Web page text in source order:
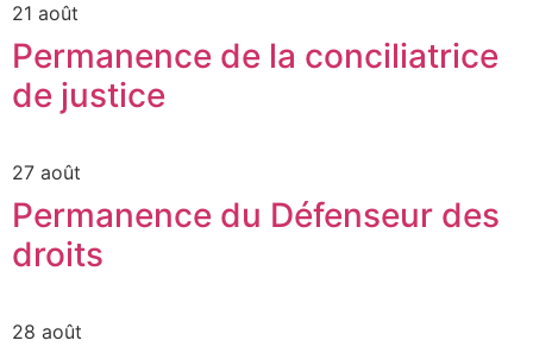
21 août
Permanence de la conciliatrice
de justice
27 août
Permanence du Défenseur des
droits
28 août